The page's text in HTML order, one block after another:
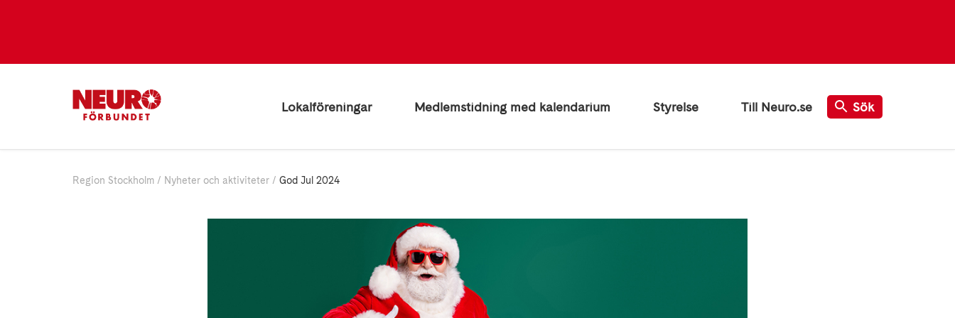
Lokalföreningar Medlemstidning med kalendarium Styrelse Till Neuro.se Sök
Region Stockholm Nyheter och aktiviteter God Jul 2024